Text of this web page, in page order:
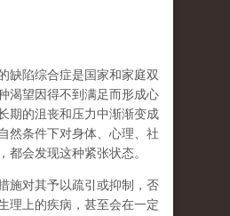
缺陷综合症是国家和家庭双
渴望因得不到满足而形成心
期的沮丧和压力中渐渐变成
然条件下对身体、心理、社
都会发现这种紧张状态。
施对其予以疏引或抑制，否
理上的疾病，甚至会在一定